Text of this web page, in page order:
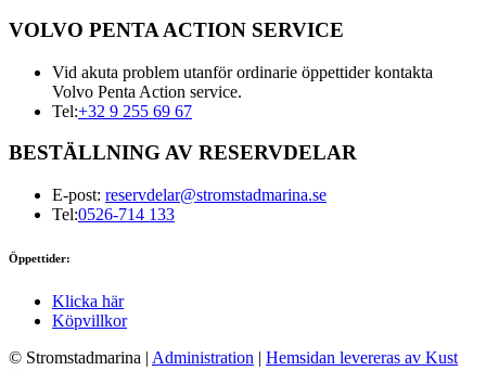
VOLVO PENTA ACTION SERVICE
Vid akuta problem utanför ordinarie öppettider kontakta
Volvo Penta Action service.
Tel:+32 9 255 69 67
BESTÄLLNING AV RESERVDELAR
E-post: reservdelar@stromstadmarina.se
Tel:0526-714 133
Öppettider:
Klicka här
Köpvillkor
© Stromstadmarina | Administration | Hemsidan levereras av Kust